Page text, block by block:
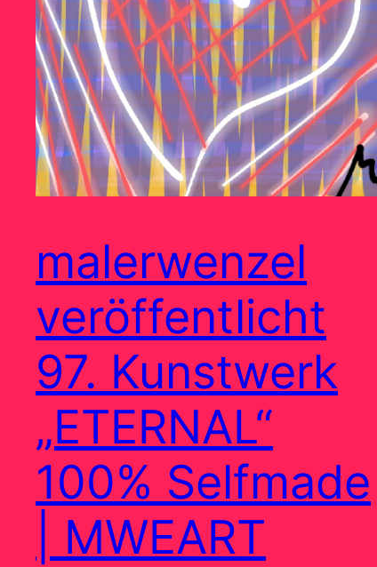
malerwenzel
veröffentlicht
97. Kunstwerk
„ETERNAL“
100% Selfmade
| MWEART